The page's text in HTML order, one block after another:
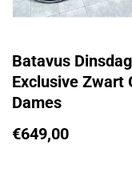
Batavus Dinsdag
Exclusive Zwart
Dames
€649,00